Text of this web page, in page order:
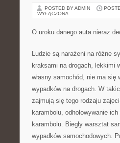
POSTED BY ADMIN
WYŁĄCZONA
O uroku danego auta nieraz
Ludzie są narażeni na różne
kraksami na drogach, lekkimi
własny samochód, nie ma
wypadków na drogach. W
zajmują się tego rodzaju
karambolu, odholowywanie
karambolu. Biegły warsztat
wypadków samochodowych.